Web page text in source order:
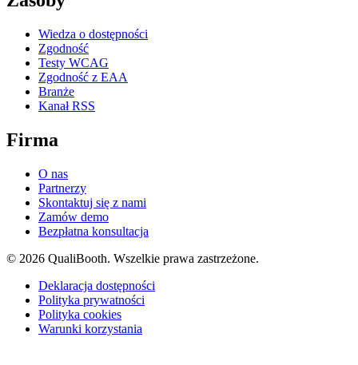
Wiedza o dostępności
Zgodność
Testy WCAG
Zgodność z EAA
Branże
Kanał RSS
Firma
O nas
Partnerzy
Skontaktuj się z nami
Zamów demo
Bezpłatna konsultacja
© 2026 QualiBooth. Wszelkie prawa zastrzeżone.
Deklaracja dostępności
Polityka prywatności
Polityka cookies
Warunki korzystania